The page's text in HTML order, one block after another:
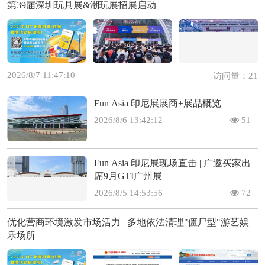
第39届深圳玩具展&潮玩展招展启动
2026/8/7 11:47:10 访问量：21
Fun Asia 印尼展展商+展品概览
2026/8/6 13:42:12 51
Fun Asia 印尼展现场直击 | 广邀买家出
席9月GTI广州展
2026/8/5 14:53:56 72
优化营商环境激发市场活力 | 多地依法清理"僵尸型"游艺娱
乐场所